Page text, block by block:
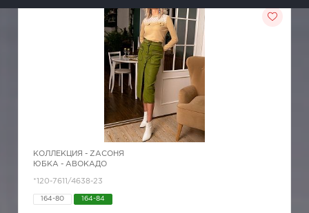
КОЛЛЕКЦИЯ - ZAСОНЯ
ЮБКА - АВОКАДО
*120-7611/4638-23
164-80 164-84